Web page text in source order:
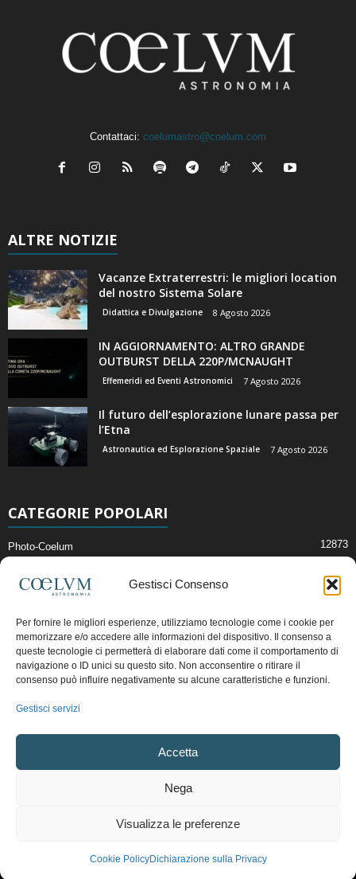
Gestisci Consenso
Per fornire le migliori esperienze, utilizziamo tecnologie come i cookie per
memorizzare e/o accedere alle informazioni del dispositivo. Il consenso a
queste tecnologie ci permetterà di elaborare dati come il comportamento di
navigazione o ID unici su questo sito. Non acconsentire o ritirare il
consenso può influire negativamente su alcune caratteristiche e funzioni.
Gestisci servizi
Accetta
Nega
Visualizza le preferenze
Cookie PolicyDichiarazione sulla Privacy
Contattaci: coelumastro@coelum.com
ALTRE NOTIZIE
Vacanze Extraterrestri: le migliori location
del nostro Sistema Solare
Didattica e Divulgazione 8 Agosto 2026
IN AGGIORNAMENTO: ALTRO GRANDE
OUTBURST DELLA 220P/MCNAUGHT
Effemeridi ed Eventi Astronomici 7 Agosto 2026
Il futuro dell’esplorazione lunare passa per
l’Etna
Astronautica ed Esplorazione Spaziale 7 Agosto 2026
CATEGORIE POPOLARI
Photo-Coelum 12873
News di Astronomia 2412
Cielo del Mese
Astronomia, Astrofisica e Cosmologia
Articoli e Risorse On-Line
Copyright © 1997 - 2024 vietata la riproduzione.
Termini e Condizioni di Vendita
Regolamento Community e Aree di Discussione
Cookie Policy (UE)